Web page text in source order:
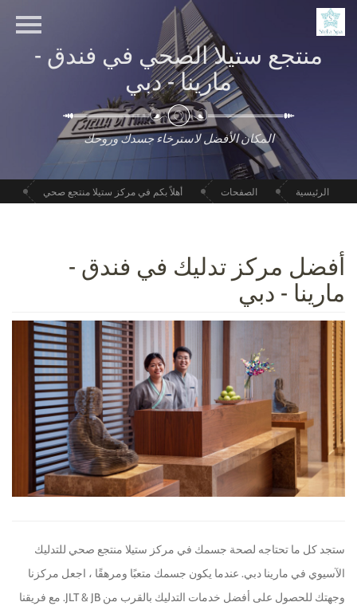
منتجع ستيلا الصحي في فندق -
مارينا - دبي
المكان الأفضل لاسترخاء جسدك وروحك
الرئيسية الصفحات أهلاً بكم في مركز ستيلا منتجع صحي
أفضل مركز تدليك في فندق -
مارينا - دبي
ستجد كل ما تحتاجه لصحة جسمك في مركز ستيلا منتجع صحي للتدليك
الآسيوي في مارينا دبي. عندما يكون جسمك متعبًا ومرهقًا ، اجعل مركزنا
وجهتك للحصول على أفضل خدمات التدليك بالقرب من JLT & JB. مع فريقنا